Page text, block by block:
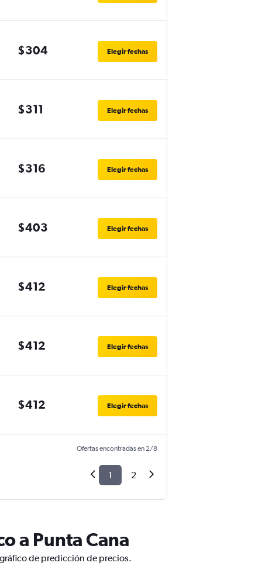
$304 Elegir fechas
$311 Elegir fechas
$316 Elegir fechas
$403 Elegir fechas
$412 Elegir fechas
$412 Elegir fechas
$412 Elegir fechas
Ofertas encontradas en 2/8
1 2
a Punta Cana
de predicción de precios.